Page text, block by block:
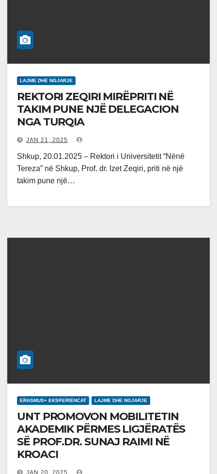
LAJME DHE NGJARJE
REKTORI ZEQIRI MIRËPRITI NË
TAKIM PUNE NJË DELEGACION
NGA TURQIA
JAN 21, 2025
Shkup, 20.01.2025 – Rektori i Universitetit “Nënë
Tereza” në Shkup, Prof. dr. Izet Zeqiri, priti në një
takim pune një…
ERASMUS+ EKSPERIENCAT LAJME DHE NGJARJE
UNT PROMOVON MOBILITETIN
AKADEMIK PËRMES LIGJËRATËS
SË PROF.DR. SUNAJ RAIMI NË
KROACI
JAN 20, 2025